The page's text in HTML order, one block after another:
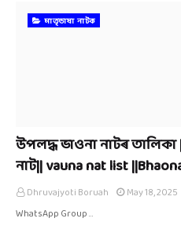
মাতৃভাষা নাটক
উপলদ্ধ ভাওনা নাটৰ
নাট|| vauna nat list
Dhruvajyoti Boruah
May 18, 2025
WhatsApp Group …